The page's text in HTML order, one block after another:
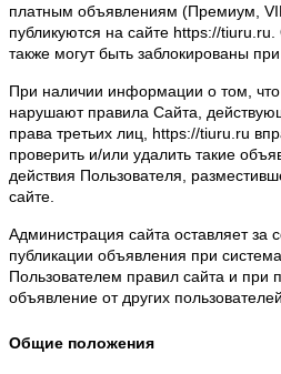
платным объявлениям (Премиум,
публикуются на сайте https://
также могут быть заблокированы
При наличии информации о том,
нарушают правила Сайта,
права третьих лиц, https://tiuru.ru
проверить и/или удалить такие
действия Пользователя,
сайте.
Администрация сайта оставляет за
публикации объявления при
Пользователем правил сайта и при
объявление от других пользователей.
Общие положения